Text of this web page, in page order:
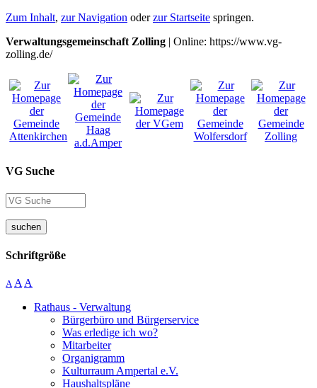
Zum Inhalt, zur Navigation oderzur Startseite springen.
Verwaltungsgemeinschaft Zolling | Online: https://www.vg-
zolling.de/
VG Suche
suchen
Schriftgröße
A A A
Rathaus - Verwaltung
Bürgerbüro und Bürgerservice
Was erledige ich wo?
Mitarbeiter
Organigramm
Kulturraum Ampertal e.V.
Haushaltspläne